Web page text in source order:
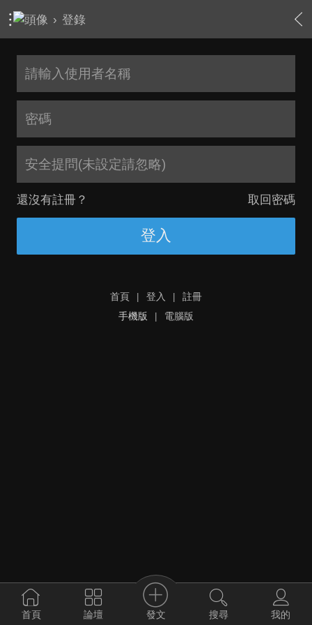
› 登錄
安全提問(未設定請忽略)
還沒有註冊？ 取回密碼
登入
首頁 | 登入 |
註冊
手機版
| 電腦版
首頁 論壇 發文 搜尋 我的